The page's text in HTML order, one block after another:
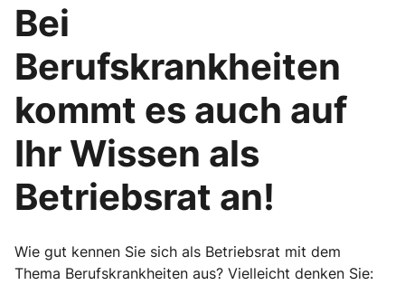
Bei
Berufskrankheiten
kommt es auch auf
Ihr Wissen als
Betriebsrat an!
Wie gut kennen Sie sich als Betriebsrat mit dem
Thema Berufskrankheiten aus? Vielleicht denken Sie: